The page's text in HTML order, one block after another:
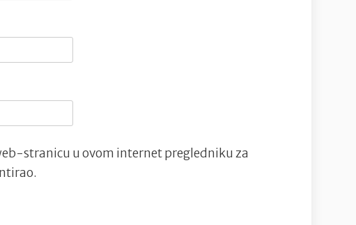
stranicu u ovom internet pregledniku za